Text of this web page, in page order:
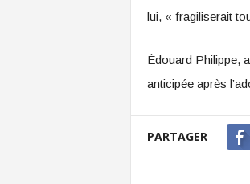
lui, « fragiliserait
Édouard Philippe,
anticipée après
PARTAGER